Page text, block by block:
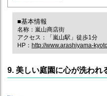
■基本情報
名称：嵐山商店街
アクセス：「嵐山駅」徒歩1分
HP： http://www.arashiyama-
9. 美しい庭園に心が洗われ